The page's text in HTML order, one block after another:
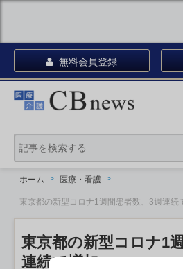
無料会員登録
ホーム 医療・看護
東京都の新型コロナ1週間患者数、3週連続
東京都の新型コロナ1
連続で増加